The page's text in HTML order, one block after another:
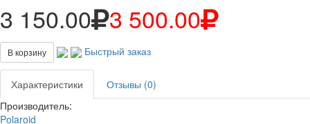
3 150.00 3 500.00
В корзину Быстрый заказ
Характеристики
Отзывы (0)
Производитель:
Polaroid